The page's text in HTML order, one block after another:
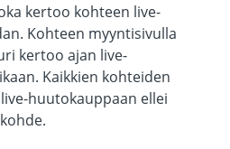
kertoo kohteen live-
Kohteen myyntisivulla
kertoo ajan live-
Kaikkien kohteiden
huutokauppaan ellei